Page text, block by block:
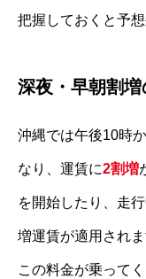
把握しておくと予
深夜・早朝割
沖縄では午後10時
なり、運賃に2割増
を開始したり、走
増運賃が適用され
この料金が乗って